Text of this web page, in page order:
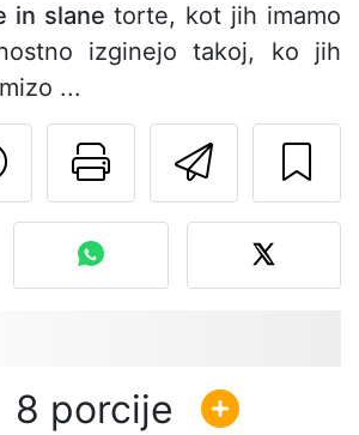
in slane torte, kot jih imamo
izginejo takoj, ko jih
...
Pošlji
Natisni to
Postavite
svojo fotografijo
8